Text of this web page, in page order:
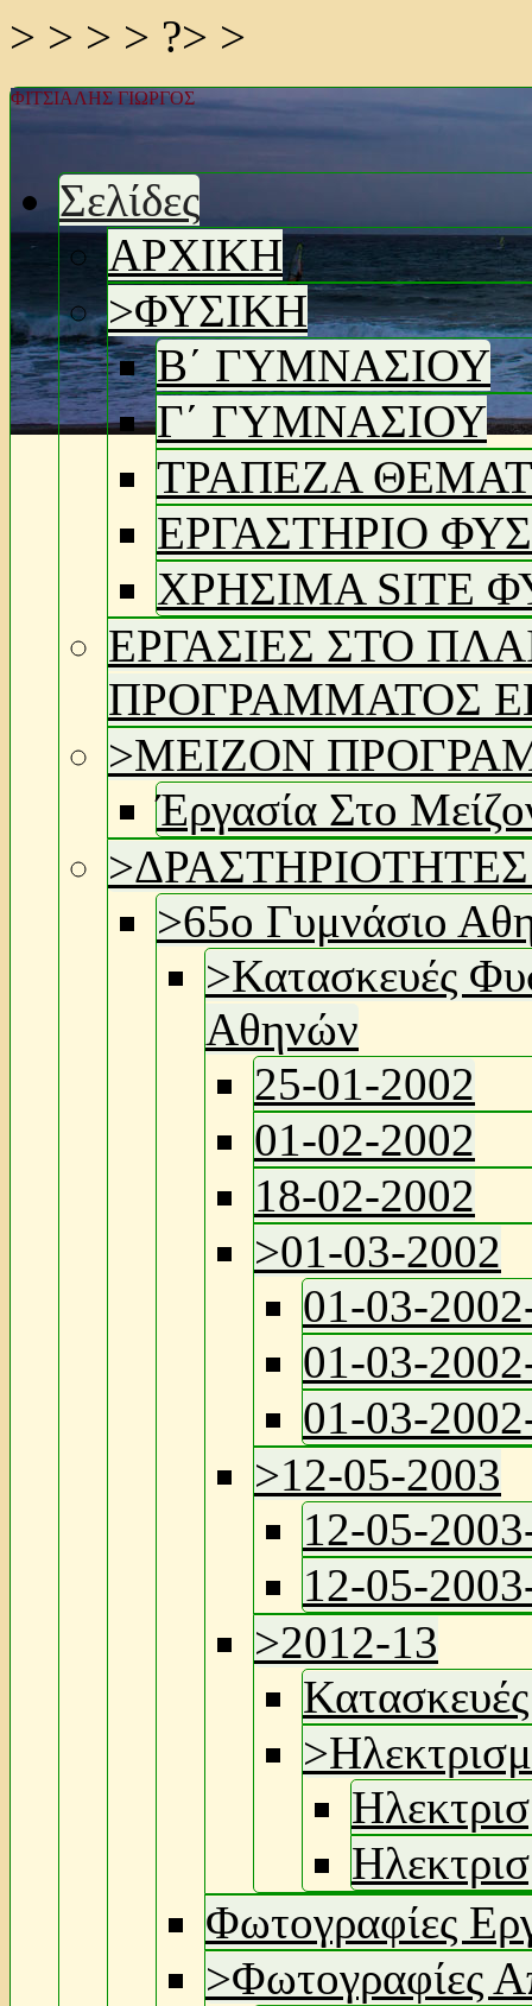
> > > > ?> >
ΦΙΤΣΙΑΛΗΣ ΓΙΩΡΓΟΣ
Σελίδες
ΑΡΧΙΚΗ
>ΦΥΣΙΚΗ
Β΄ ΓΥΜΝΑΣΙΟΥ
Γ΄ ΓΥΜΝΑΣΙΟΥ
ΤΡΑΠΕΖΑ
ΕΡΓΑΣΤΗΡΙΟ
ΧΡΗΣΙΜΑ SITE
ΕΡΓΑΣΙΕΣ ΣΤΟ
ΠΡΟΓΡΑΜΜΑΤΟΣ
>ΜΕΙΖΟΝ
Έργασία Στο
>
>65ο Γυμνάσιο
>Κατασκευές
Αθηνών
25-01-2002
01-02-2002
18-02-2002
>01-03-2002
01-03-
01-03-
01-03-
>12-05-2003
12-05-
12-05-
>2012-13
>
Φωτογραφίες
>Φωτογραφίες